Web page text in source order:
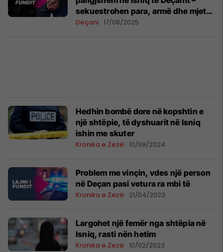
sekuestrohen para, armë dhe mjete
të rrezikshme
Deçani 17/08/2025
Hedhin bombë dore në kopshtin e
një shtëpie, të dyshuarit në Isniq
ishin me skuter
Kronika e Zezë 10/09/2024
Problem me vinçin, vdes një person
në Deçan pasi vetura ra mbi të
Kronika e Zezë 21/04/2023
Largohet një femër nga shtëpia në
Isniq, rasti nën hetim
Kronika e Zezë 10/02/2023